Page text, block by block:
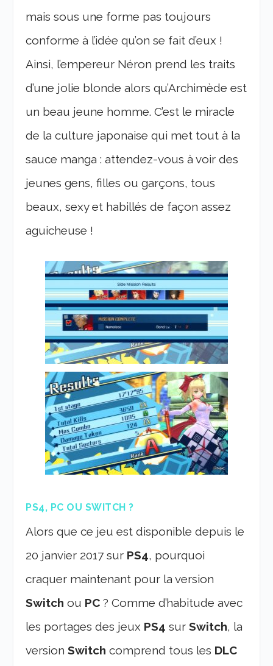
mais sous une forme pas toujours
conforme à l’idée qu’on se fait d’eux !
Ainsi, l’empereur Néron prend les traits
d’une jolie blonde alors qu’Archimède est
un beau jeune homme. C’est le miracle
de la culture japonaise qui met tout à la
sauce manga : attendez-vous à voir des
jeunes gens, filles ou garçons, tous
beaux, sexy et habillés de façon assez
aguicheuse !
PS4, PC OU SWITCH ?
Alors que ce jeu est disponible depuis le
20 janvier 2017 sur PS4, pourquoi
craquer maintenant pour la version
Switch ou PC ? Comme d’habitude avec
les portages des jeux PS4 surSwitch, la
versionSwitch comprend tous les DLC